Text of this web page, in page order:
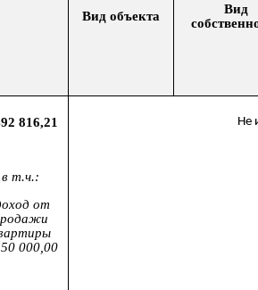
Вид объекта
Вид
816,21
в т.ч.:
от
000,00
Не